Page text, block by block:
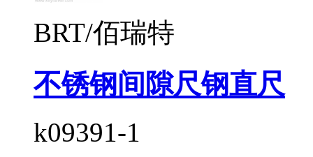
BRT/佰瑞特
不锈钢间隙尺钢直尺
k09391-1